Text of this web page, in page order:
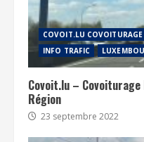
COVOIT.LU COVOITURAGE
INFO TRAFIC
Covoit.lu –
Région
23 septembre 2022